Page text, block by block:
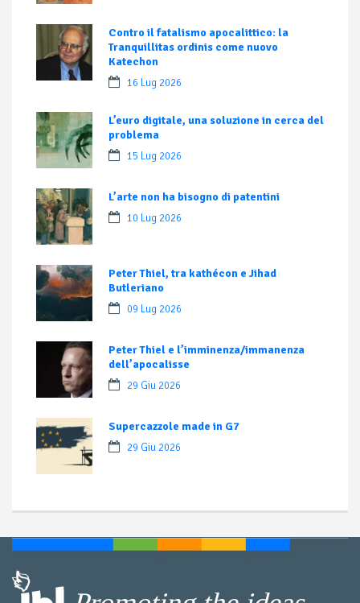
Contro il fatalismo apocalittico: la
Tranquillitas ordinis come nuovo
Katechon
16 Lug 2026
L’euro digitale, una soluzione in cerca del
problema
15 Lug 2026
L’arte non ha bisogno di patentini
10 Lug 2026
Peter Thiel, tra kathécon e Jihad
Butleriano
09 Lug 2026
Peter Thiel e l’imminenza/immanenza
dell’apocalisse
29 Giu 2026
Supercazzole made in G7
29 Giu 2026